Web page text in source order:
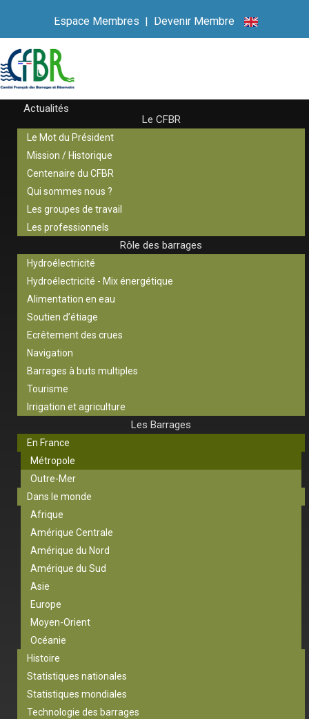
Espace Membres | Devenir Membre
Actualités
Le CFBR
Le Mot du Président
Mission / Historique
Centenaire du CFBR
Qui sommes nous ?
Les groupes de travail
Les professionnels
Rôle des barrages
Hydroélectricité
Hydroélectricité - Mix énergétique
Alimentation en eau
Soutien d’étiage
Ecrêtement des crues
Navigation
Barrages à buts multiples
Tourisme
Irrigation et agriculture
Les Barrages
En France
Métropole
Outre-Mer
Dans le monde
Afrique
Amérique Centrale
Amérique du Nord
Amérique du Sud
Asie
Europe
Moyen-Orient
Océanie
Histoire
Statistiques nationales
Statistiques mondiales
Technologie des barrages